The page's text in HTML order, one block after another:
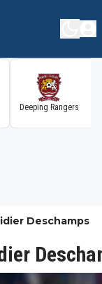
Deeping Rangers
Deschamps